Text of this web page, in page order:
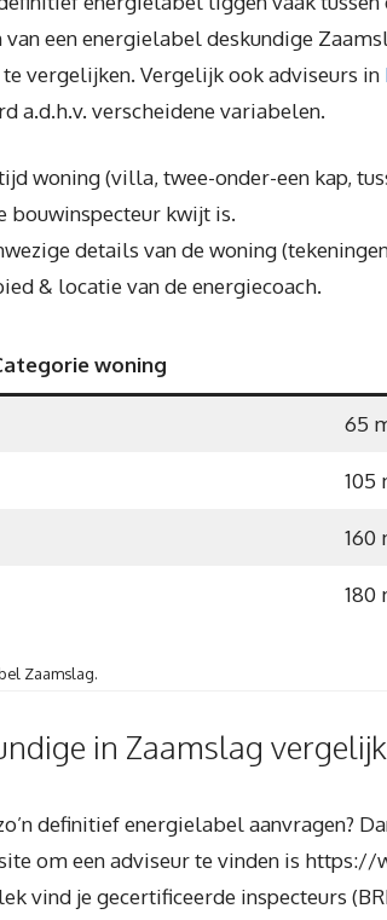
een energielabel deskundige
vergelijken. Vergelijk ook adviseurs in
a.d.h.v. verscheidene variabelen.
woning (villa, twee-onder-een kap,
bouwinspecteur kwijt is.
details van de woning
& locatie van de energiecoach.
woning
65
105
160
180
Zaamslag.
in Zaamslag
definitief energielabel aanvragen?
om een adviseur te vinden is
vind je gecertificeerde inspecteurs